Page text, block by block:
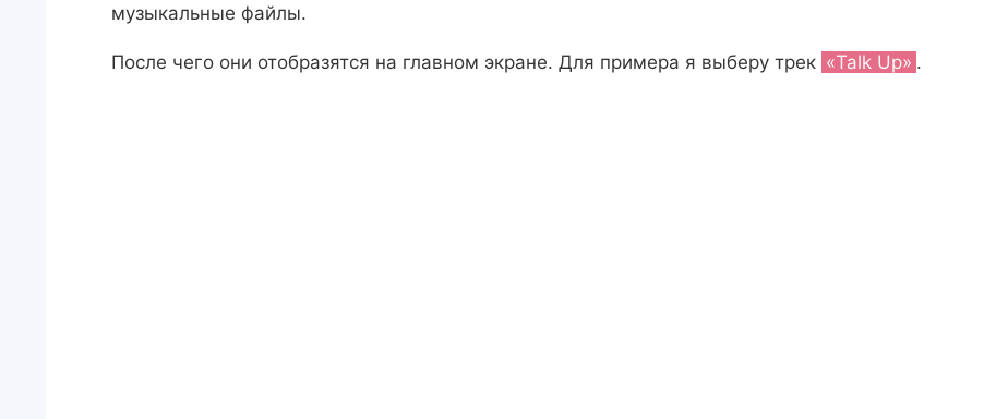
музыкальные файлы.
После чего они отобразятся на главном экране. Для примера я выберу трек «Talk Up» .